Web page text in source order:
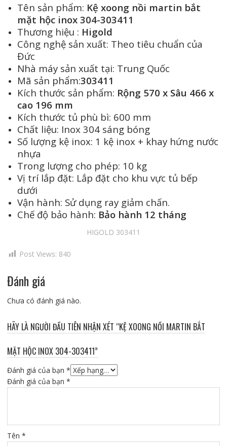
Tên sản phẩm: Kệ xoong nồi martin bắt
mặt hộc inox 304-303411
Thương hiệu : Higold
Công nghệ sản xuất: Theo tiêu chuẩn của
Đức
Nhà máy sản xuất tại: Trung Quốc
Mã sản phẩm:303411
Kích thước sản phẩm: Rộng 570 x Sâu 466 x
cao 196 mm
Kích thước tủ phù bì: 600 mm
Chất liệu: Inox 304 sáng bóng
Số lượng kệ inox: 1 kệ inox + khay hứng nước
nhựa
Trong lượng cho phép: 10 kg
Vị trí lắp đặt: Lắp đặt cho khu vực tủ bếp
dưới
Vận hành: Sử dụng ray giảm chấn.
Chế độ bảo hành: Bảo hành 12 tháng
HIGOLD 303411
Post Views: 840
Đánh giá
Chưa có đánh giá nào.
HÃY LÀ NGƯỜI ĐẦU TIÊN NHẬN XÉT “KỆ XOONG NỒI MARTIN BẮT
MẶT HỘC INOX 304-303411”
Đánh giá của bạn *
Đánh giá của bạn *
Tên *